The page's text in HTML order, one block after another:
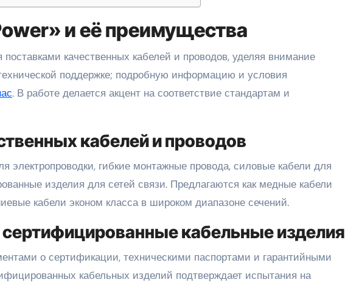
и её преимущества
поддержке; подробную информацию и условия
. В работе делается акцент на соответствие стандартам и
кабелей и проводов
электропроводки, гибкие монтажные провода, силовые кабели для
изделия для сетей связи. Предлагаются как медные кабели
кабели эконом класса в широком диапазоне сечений.
сертифицированные кабельные изделия
о сертификации, техническими паспортами и гарантийными
кабельных изделий подтверждает испытания на